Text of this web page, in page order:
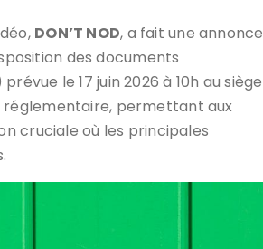
DON’T NOD, a fait une annonce
des documents
le 17 juin 2026 à 10h au siège
réglementaire, permettant aux
cruciale où les principales